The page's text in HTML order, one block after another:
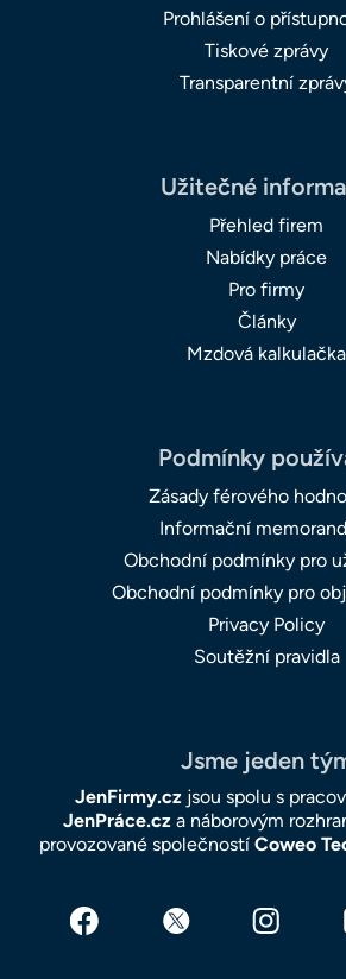
Prohlášení o
Tiskové zprávy
Transparentní
Užitečné
Přehled firem
Nabídky práce
Pro firmy
Články
Mzdová kalkulačka
Podmínky
Zásady férového
Informační
Obchodní podmínky pro
Obchodní podmínky pro
Privacy Policy
Soutěžní pravidla
Jsme jeden
JenFirmy.czjsou spolu s
JenPráce.cza náborovým
provozované společností Coweo